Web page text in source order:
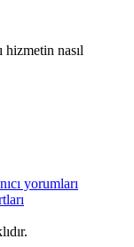
hizmetin nasıl
yorumları